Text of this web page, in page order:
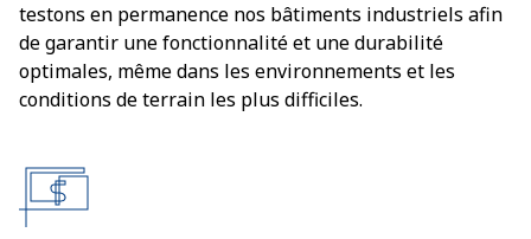
testons en permanence nos bâtiments industriels afin
de garantir une fonctionnalité et une durabilité
optimales, même dans les environnements et les
conditions de terrain les plus difficiles.